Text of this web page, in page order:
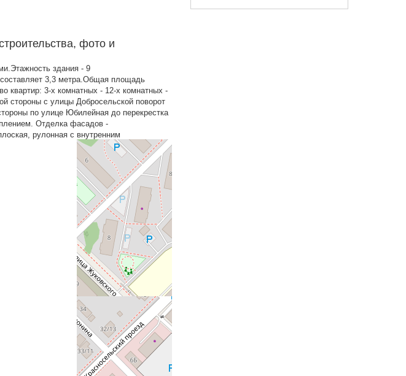
фото и
здания - 9
3,3 метра.Общая площадь
квартир: 3-х комнатных - 12-х комнатных -
стороны с улицы Добросельской поворот
по улице Юбилейная до перекрестка
Отделка фасадов -
рулонная с внутренним